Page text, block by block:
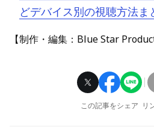
どデバイス別の視聴方法ま
【制作・編集：Blue Star
この記事をシェア リ